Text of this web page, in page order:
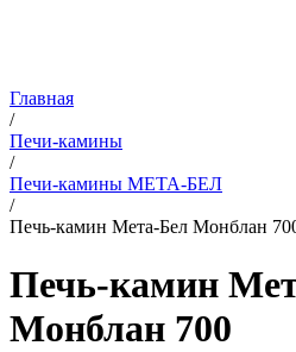
Главная
/
Печи-камины
/
Печи-камины МЕТА-БЕЛ
/
Печь-камин Мета-Бел Монблан
Печь-камин
Монблан 700